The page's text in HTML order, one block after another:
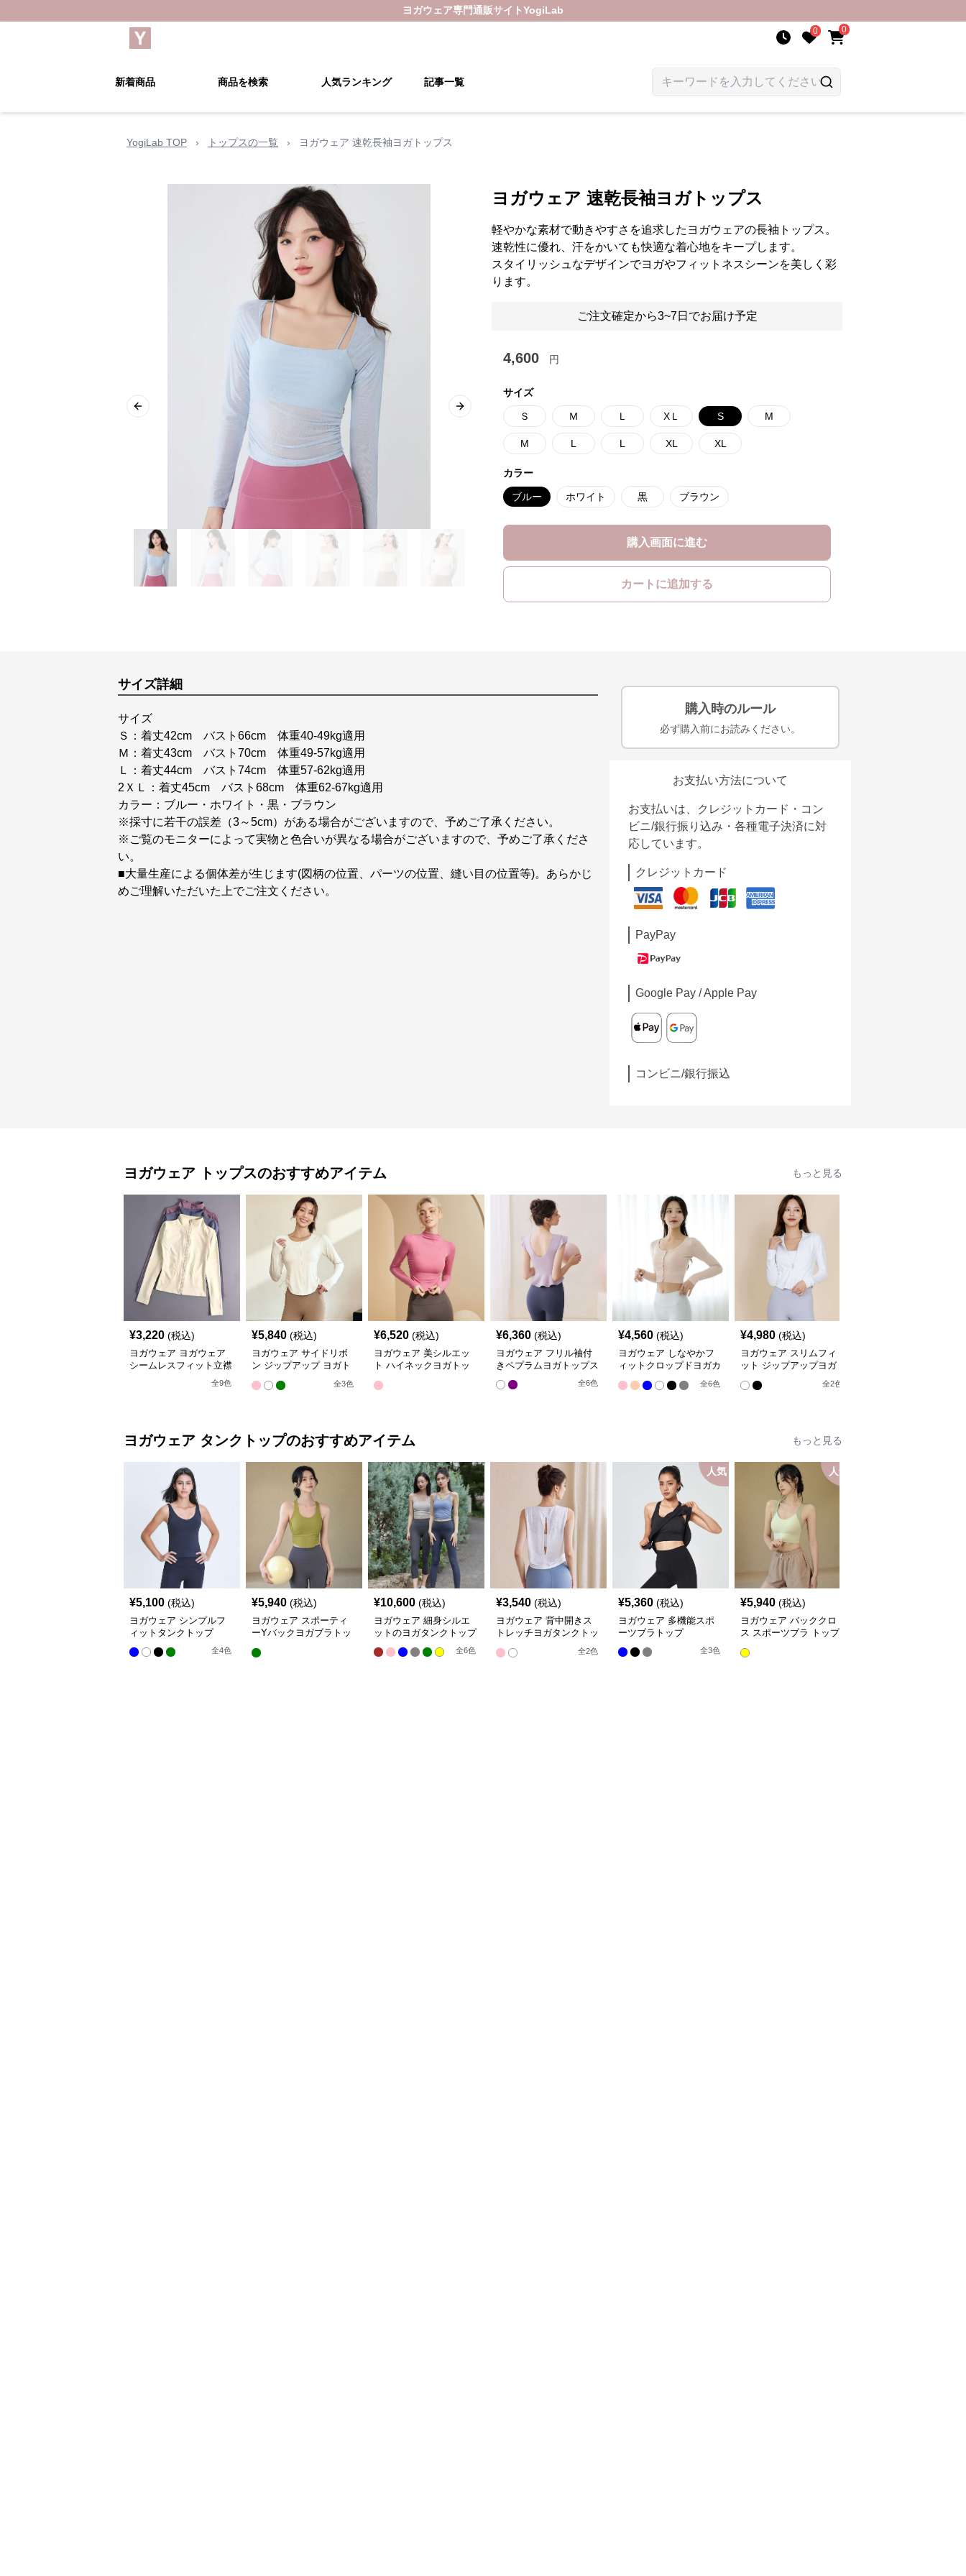
ヨガウェア専門通販サイトYogiLab
0 0
新着商品 商品を検索 人気ランキング 記事一覧
YogiLab TOP › トップスの一覧 › ヨガウェア 速乾長袖ヨガトップス
Previous slide Next slide
ヨガウェア 速乾長袖ヨガトップス
軽やかな素材で動きやすさを追求したヨガウェアの長袖トップス。
速乾性に優れ、汗をかいても快適な着心地をキープします。
スタイリッシュなデザインでヨガやフィットネスシーンを美しく彩
ります。
ご注文確定から3~7日でお届け予定
4,600 円
サイズ
Ｓ Ｍ Ｌ XＬ S M
M L L XL XL
カラー
ブルー ホワイト 黒 ブラウン
購入画面に進む
カートに追加する
サイズ詳細
サイズ
Ｓ：着丈42cm バスト66cm 体重40-49kg適用
Ｍ：着丈43cm バスト70cm 体重49-57kg適用
Ｌ：着丈44cm バスト74cm 体重57-62kg適用
2ＸＬ：着丈45cm バスト68cm 体重62-67kg適用
カラー：ブルー・ホワイト・黒・ブラウン
※採寸に若干の誤差（3～5cm）がある場合がございますので、予めご了承ください。
※ご覧のモニターによって実物と色合いが異なる場合がございますので、予めご了承くださ
い。
■大量生産による個体差が生じます(図柄の位置、パーツの位置、縫い目の位置等)。あらかじ
めご理解いただいた上でご注文ください。
購入時のルール
必ず購入前にお読みください。
お支払い方法について
お支払いは、クレジットカード・コン
ビニ/銀行振り込み・各種電子決済に対
応しています。
クレジットカード
PayPay
Google Pay / Apple Pay
コンビニ/銀行振込
ヨガウェア トップスのおすすめアイテム もっと見る
¥3,220 (税込)
ヨガウェア ヨガウェア
シームレスフィット立襟
全9色
¥5,840 (税込)
ヨガウェア サイドリボ
ン ジップアップ ヨガト
全3色
¥6,520 (税込)
ヨガウェア 美シルエッ
ト ハイネックヨガトッ
¥6,360 (税込)
ヨガウェア フリル袖付
きペプラムヨガトップス
全6色
¥4,560 (税込)
ヨガウェア しなやかフ
ィットクロップドヨガカ
全6色
¥4,980 (税込)
ヨガウェア スリムフィ
ット ジップアップヨガ
全2色
ヨガウェア タンクトップのおすすめアイテム もっと見る
¥5,100 (税込)
ヨガウェア シンプルフ
ィットタンクトップ
全4色
¥5,940 (税込)
ヨガウェア スポーティ
ーYバックヨガブラトッ
¥10,600 (税込)
ヨガウェア 細身シルエ
ットのヨガタンクトップ
全6色
¥3,540 (税込)
ヨガウェア 背中開きス
トレッチヨガタンクトッ
全2色
人気
¥5,360 (税込)
ヨガウェア 多機能スポ
ーツブラトップ
全3色
人気
¥5,940 (税込)
ヨガウェア バッククロ
ス スポーツブラ トップ